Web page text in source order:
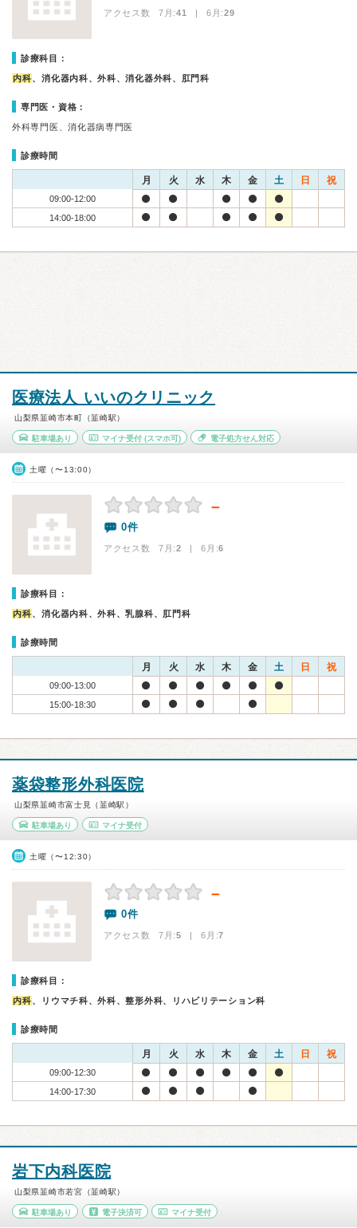
アクセス数 7月:41 | 6月:29
診療科目：
内科、消化器内科、外科、消化器外科、肛門科
専門医・資格：
外科専門医、消化器病専門医
診療時間
月 火 水 木 金 土 日 祝
09:00-12:00
14:00-18:00
医療法人 いいのクリニック
山梨県韮崎市本町（韮崎駅）
駐車場あり マイナ受付(スマホ可) 電子処方せん対応
土曜（〜13:00）
－
0件
アクセス数 7月:2 | 6月:6
診療科目：
内科、消化器内科、外科、乳腺科、肛門科
診療時間
月 火 水 木 金 土 日 祝
09:00-13:00
15:00-18:30
薬袋整形外科医院
山梨県韮崎市富士見（韮崎駅）
駐車場あり マイナ受付
土曜（〜12:30）
－
0件
アクセス数 7月:5 | 6月:7
診療科目：
内科、リウマチ科、外科、整形外科、リハビリテーション科
診療時間
月 火 水 木 金 土 日 祝
09:00-12:30
14:00-17:30
岩下内科医院
山梨県韮崎市若宮（韮崎駅）
駐車場あり 電子決済可 マイナ受付